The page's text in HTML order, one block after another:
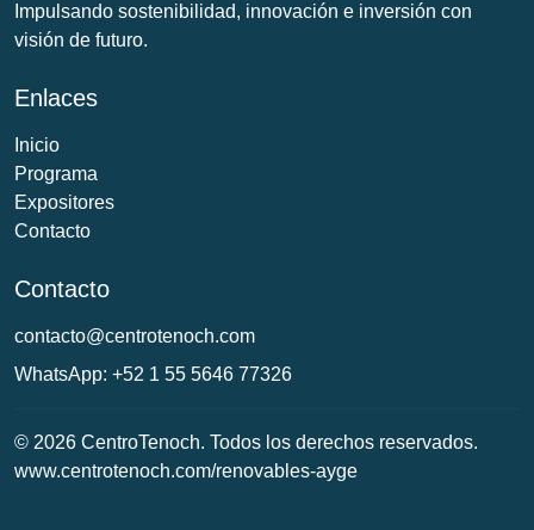
Impulsando sostenibilidad, innovación e inversión con
visión de futuro.
Enlaces
Inicio
Programa
Expositores
Contacto
Contacto
contacto@centrotenoch.com
WhatsApp: +52 1 55 5646 77326
© 2026 CentroTenoch. Todos los derechos reservados.
www.centrotenoch.com/renovables-ayge